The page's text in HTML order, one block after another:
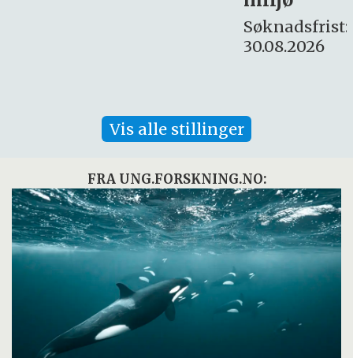
Vis alle stillinger
FRA UNG.FORSKNING.NO: